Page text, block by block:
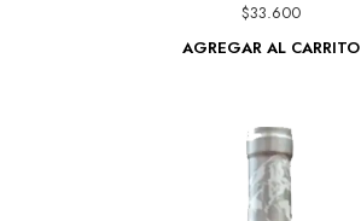
$33.600
AGREGAR AL CARRITO